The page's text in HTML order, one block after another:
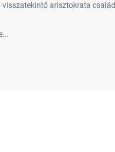
arisztokrata család